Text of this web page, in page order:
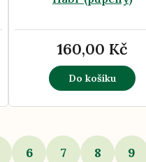
160,00 Kč
Do košíku
6 7 8 9